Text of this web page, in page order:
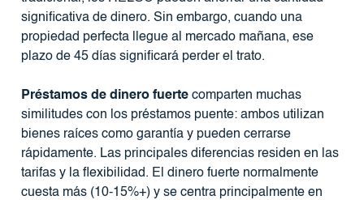
significativa de dinero. Sin embargo, cuando una
propiedad perfecta llegue al mercado mañana, ese
plazo de 45 días significará perder el trato.
Préstamos de dinero fuertecomparten muchas
similitudes con los préstamos puente: ambos utilizan
bienes raíces como garantía y pueden cerrarse
rápidamente. Las principales diferencias residen en las
tarifas y la flexibilidad. El dinero fuerte normalmente
cuesta más (10-15%+) y se centra principalmente en